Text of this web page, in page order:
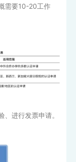
需要10-20工作
进行发票申请。